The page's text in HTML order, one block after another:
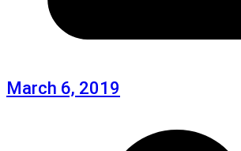
March 6, 2019